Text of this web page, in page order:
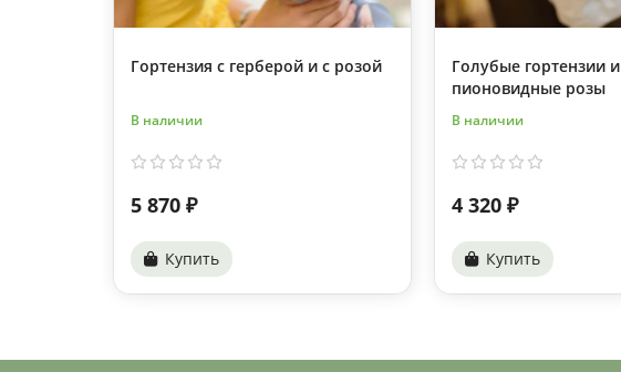
Гортензия с герберой и с розой
В наличии
5 870 ₽
Купить
Голубые гортензии и
пионовидные розы
В наличии
4 320 ₽
Купить